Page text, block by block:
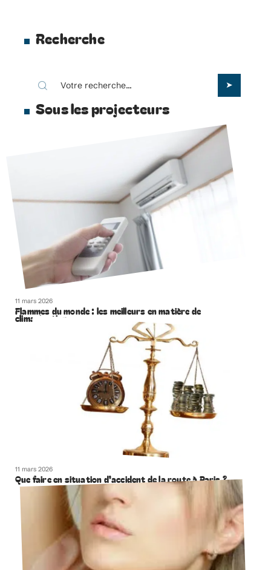
Recherche
Sous les projecteurs
11 mars 2026
Flammes du monde : les meilleurs en matière de
climatisation
11 mars 2026
Que faire en situation d’accident de la route à Paris ?